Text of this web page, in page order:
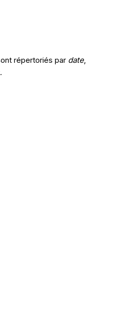
répertoriés par date,